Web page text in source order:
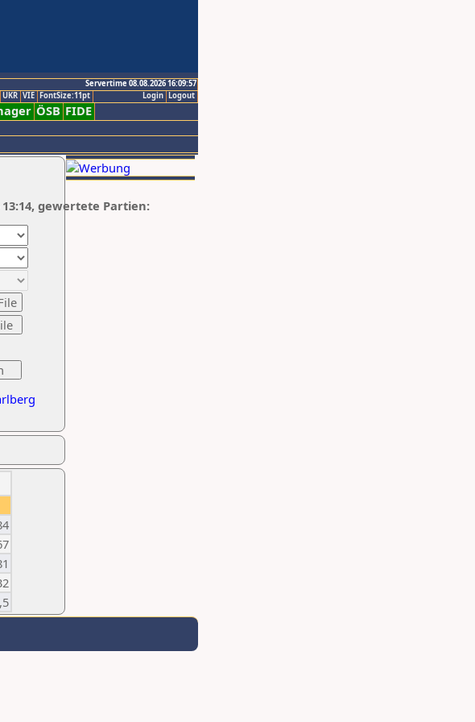
Servertime 08.08.2026 16:09:57
Logout
Login
UKR VIE FontSize:11pt
ÖSB FIDE
13:14, gewertete Partien: